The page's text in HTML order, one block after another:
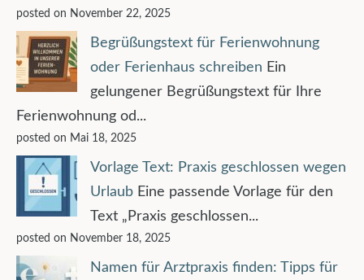
posted on November 22, 2025
Begrüßungstext für Ferienwohnung
oder Ferienhaus schreiben Ein
gelungener Begrüßungstext für Ihre
Ferienwohnung od...
posted on Mai 18, 2025
Vorlage Text: Praxis geschlossen wegen
Urlaub Eine passende Vorlage für den
Text „Praxis geschlossen...
posted on November 18, 2025
Namen für Arztpraxis finden: Tipps für